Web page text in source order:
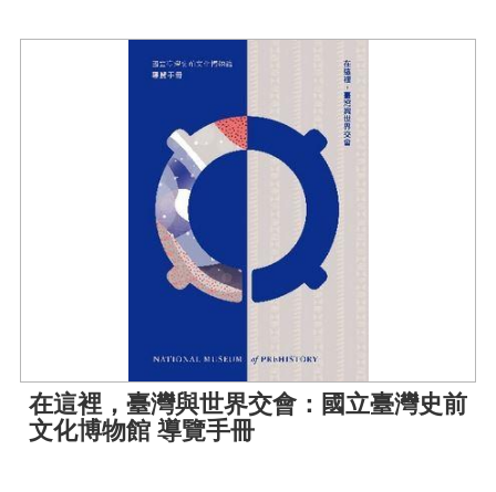
在這裡，臺灣與世界交會：國立臺灣史前
文化博物館 導覽手冊